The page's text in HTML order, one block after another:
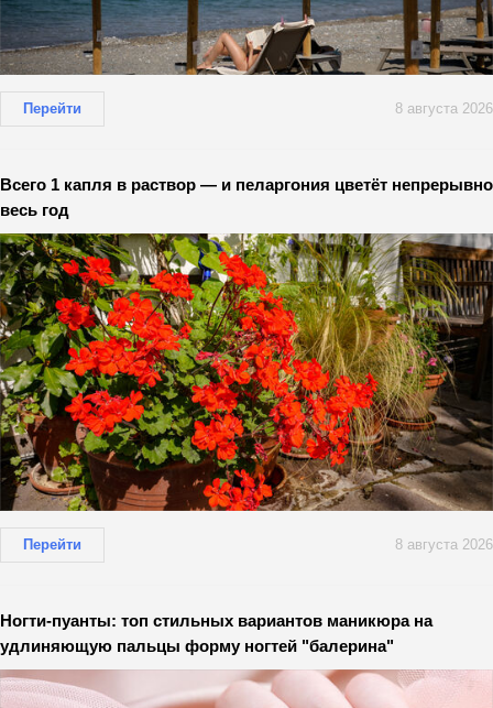
Перейти 8 августа 2026
Всего 1 капля в раствор — и пеларгония цветёт непрерывно
весь год
Перейти 8 августа 2026
Ногти-пуанты: топ стильных вариантов маникюра на
удлиняющую пальцы форму ногтей "балерина"